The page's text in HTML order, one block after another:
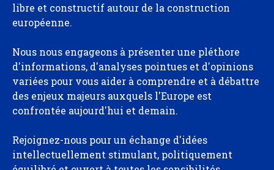
libre et constructif autour de la construction
européenne.
Nous nous engageons à présenter une pléthore
d'informations, d'analyses pointues et d'opinions
variées pour vous aider à comprendre et à débattre
des enjeux majeurs auxquels l'Europe est
confrontée aujourd'hui et demain.
Rejoignez-nous pour un échange d'idées
intellectuellement stimulant, politiquement